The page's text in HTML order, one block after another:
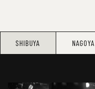
SHIBUYA NAGOYA